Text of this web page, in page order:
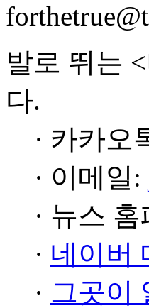
발로 뛰는
다.
· 카카오
· 이메일:
· 뉴스
· 네이버
· 그곳이